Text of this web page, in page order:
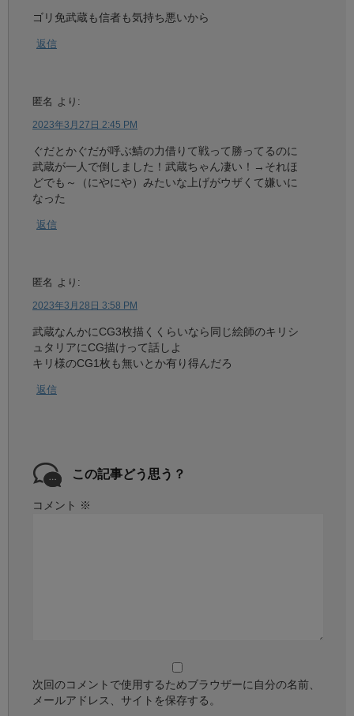
ゴリ免武蔵も信者も気持ち悪いから
返信
匿名 より:
2023年3月27日 2:45 PM
ぐだとかぐだが呼ぶ鯖の力借りて戦って勝ってるのに
武蔵が一人で倒しました！武蔵ちゃん凄い！→それほ
どでも～（にやにや）みたいな上げがウザくて嫌いに
なった
返信
匿名 より:
2023年3月28日 3:58 PM
武蔵なんかにCG3枚描くくらいなら同じ絵師のキリシ
ュタリアにCG描けって話しよ
キリ様のCG1枚も無いとか有り得んだろ
返信
この記事どう思う？
コメント ※
次回のコメントで使用するためブラウザーに自分の名前、
メールアドレス、サイトを保存する。